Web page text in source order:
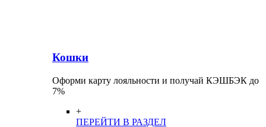
Кошки
Оформи карту лояльности и получай КЭШБЭК до
7%
+
ПЕРЕЙТИ В РАЗДЕЛ